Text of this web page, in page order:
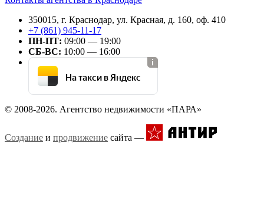
350015, г. Краснодар, ул. Красная, д. 160, оф. 410
+7 (861) 945-11-17
ПН-ПТ: 09:00 — 19:00
СБ-ВС: 10:00 — 16:00
На такси в Яндекс
© 2008-2026. Агентство недвижимости «ПАРА»
Создание и продвижение сайта —